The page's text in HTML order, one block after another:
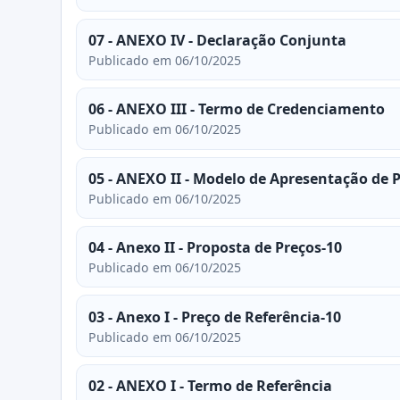
07 - ANEXO IV - Declaração Conjunta
Publicado em 06/10/2025
06 - ANEXO III - Termo de Credenciamento
Publicado em 06/10/2025
05 - ANEXO II - Modelo de Apresentação de
Publicado em 06/10/2025
04 - Anexo II - Proposta de Preços-10
Publicado em 06/10/2025
03 - Anexo I - Preço de Referência-10
Publicado em 06/10/2025
02 - ANEXO I - Termo de Referência